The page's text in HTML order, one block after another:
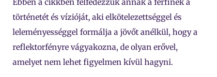
történetét és vízióját, aki elkötelezettséggel és
leleményességgel formálja a jövőt anélkül, hogy a
reflektorfényre vágyakozna, de olyan erővel,
amelyet nem lehet figyelmen kívül hagyni.